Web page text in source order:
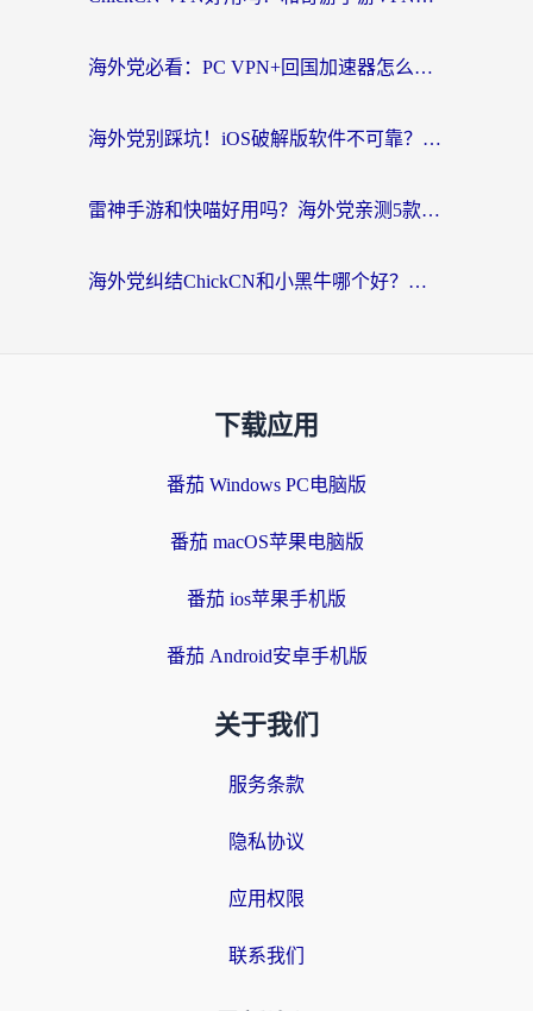
海外党必看：PC VPN+回国加速器怎么选？无缝访问国内资源全攻略
海外党别踩坑！iOS破解版软件不可靠？教你选对回国加速器无缝看国内资源
雷神手游和快喵好用吗？海外党亲测5款回国加速器，附斧牛Bling对比+微信视频号解决办法
海外党纠结ChickCN和小黑牛哪个好？一篇帮你选对回国加速器的实用指南
下载应用
番茄 Windows PC电脑版
番茄 macOS苹果电脑版
番茄 ios苹果手机版
番茄 Android安卓手机版
关于我们
服务条款
隐私协议
应用权限
联系我们